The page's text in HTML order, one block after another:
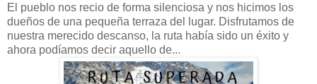
El pueblo nos recio de forma silenciosa y nos hicimos los
dueños de una pequeña terraza del lugar. Disfrutamos de
nuestra merecido descanso, la ruta había sido un éxito y
ahora podíamos decir aquello de...